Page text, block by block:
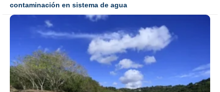
contaminación en sistema de agua